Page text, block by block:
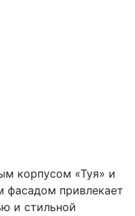
корпусом «Туя» и
фасадом привлекает
и стильной